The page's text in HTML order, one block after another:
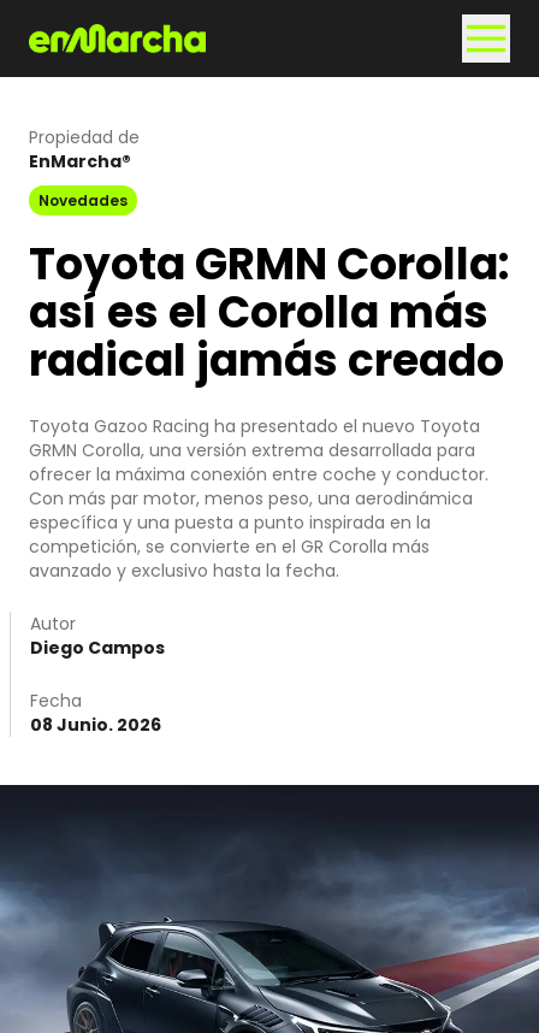
Propiedad de
EnMarcha®
Novedades
Toyota GRMN Corolla:
así es el Corolla más
radical jamás creado
Toyota Gazoo Racing ha presentado el nuevo Toyota
GRMN Corolla, una versión extrema desarrollada para
ofrecer la máxima conexión entre coche y conductor.
Con más par motor, menos peso, una aerodinámica
específica y una puesta a punto inspirada en la
competición, se convierte en el GR Corolla más
avanzado y exclusivo hasta la fecha.
Autor
Diego Campos
Fecha
08 Junio. 2026